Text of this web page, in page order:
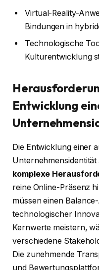
Virtual-Reality-
Bindungen in
Technologische
Kulturentwicklung
Entwicklung
Die Entwicklung einer
komplexe
reine Online-Präsenz
müssen einen
technologischer
Kernwerte meistern,
verschiedene
Die zunehmende
und